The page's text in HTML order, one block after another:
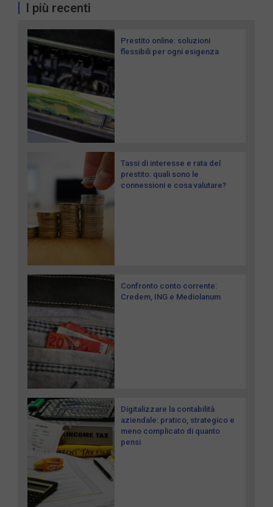
I più recenti
Prestito online: soluzioni
flessibili per ogni esigenza
Tassi di interesse e rata del
prestito: quali sono le
connessioni e cosa valutare?
Confronto conto corrente:
Credem, ING e Mediolanum
Digitalizzare la contabilità
aziendale: pratico, strategico e
meno complicato di quanto
pensi